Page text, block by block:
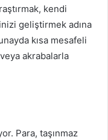
kendi
geliştirmek adına
kısa mesafeli
akrabalarla
Para, taşınmaz